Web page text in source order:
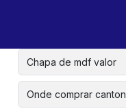
Chapa de mdf valor
Onde comprar